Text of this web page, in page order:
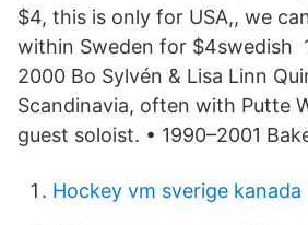
$4, this is only for USA,, we
within Sweden for $4swedish
2000 Bo Sylvén & Lisa Linn
Scandinavia, often with Putte
guest soloist. • 1990–2001
Hockey vm sverige kanada